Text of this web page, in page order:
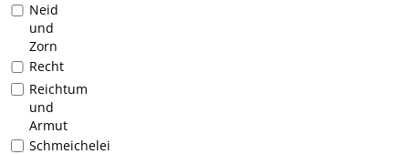
Neid
und
Zorn
Recht
Reichtum
und
Armut
Schmeichelei